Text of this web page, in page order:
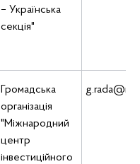
– Українська
секція"
Громадська
організація
"Міжнародний
центр
інвестиційного